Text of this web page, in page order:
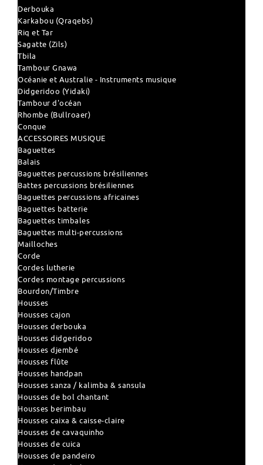
Derbouka
Karkabou (Qraqebs)
Riq et Tar
Sagatte (Zils)
Tbila
Tambour Gnawa
Océanie et Australie - Instruments musique
Didgeridoo (Yidaki)
Tambour d'océan
Rhombe (Bullroaer)
Conque
ACCESSOIRES MUSIQUE
Baguettes
Balais
Baguettes percussions brésiliennes
Battes percussions brésiliennes
Baguettes percussions africaines
Baguettes batterie
Baguettes timbales
Baguettes multi-percussions
Mailloches
Corde
Cordes lutherie
Cordes montage percussions
Bourdon/Timbre
Housses
Housses cajon
Housses derbouka
Housses didgeridoo
Housses djembé
Housses flûte
Housses handpan
Housses sanza / kalimba & sansula
Housses de bol chantant
Housses berimbau
Housses caixa & caisse-claire
Housses de cavaquinho
Housses de cuica
Housses de pandeiro